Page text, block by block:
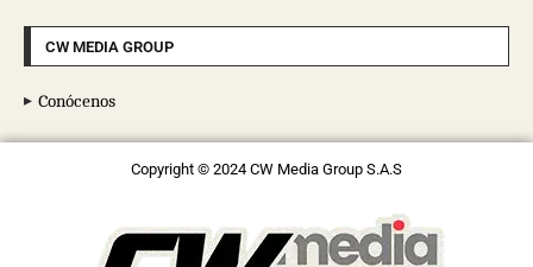
CW MEDIA GROUP
Conócenos
Copyright © 2024 CW Media Group S.A.S